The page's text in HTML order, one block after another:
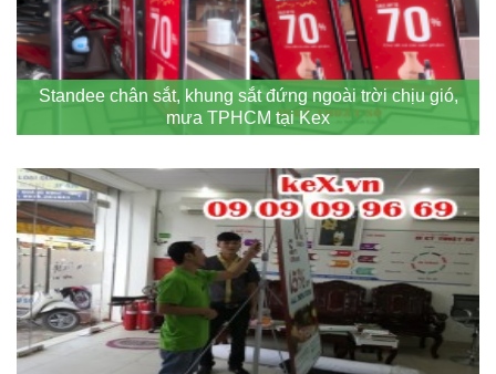
Standee chân sắt, khung sắt đứng ngoài trời chịu gió,
mưa TPHCM tại Kex